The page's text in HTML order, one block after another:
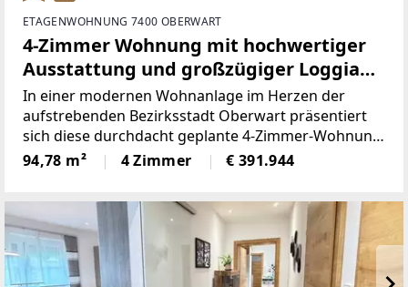
ETAGENWOHNUNG 7400 OBERWART
4-Zimmer Wohnung mit hochwertiger
Ausstattung und großzügiger Loggia
mit Blick über Oberwart!
In einer modernen Wohnanlage im Herzen der
aufstrebenden Bezirksstadt Oberwart präsentiert
sich diese durchdacht geplante 4-Zimmer-Wohnung
als ideales Zuhause für anspruchsvolle Eigennutzer
oder wertbeständige Anleger. Auf rund 94,78 m²
94,78 m² 4 Zimmer € 391.944